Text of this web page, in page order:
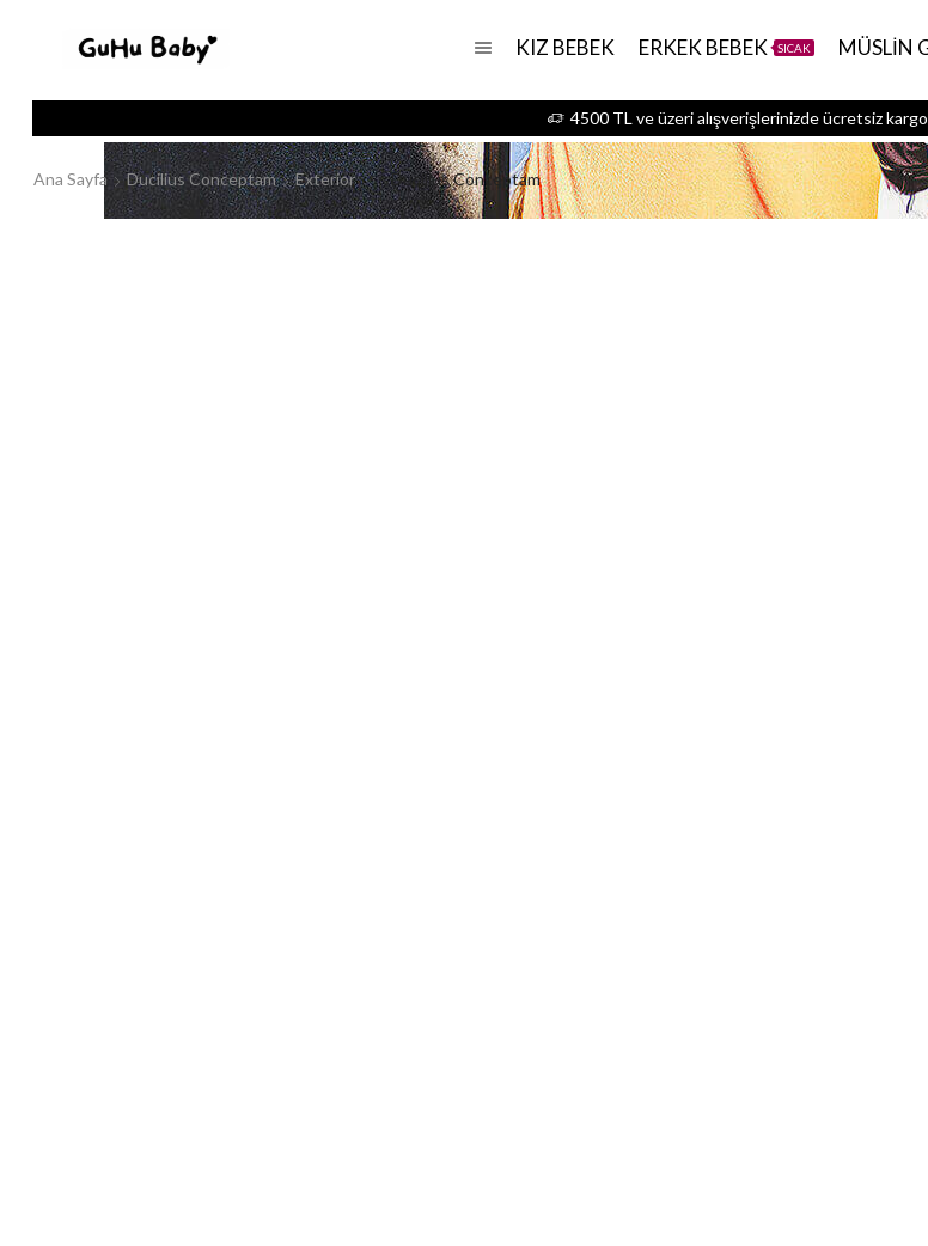
KIZ BEBEK ERKEK BEBEK SICAK MÜSLİN
4500 TL ve üzeri alışverişlerinizde ücretsiz
Ana Sayfa Ducilius Conceptam Exterior Ducilius Conceptam